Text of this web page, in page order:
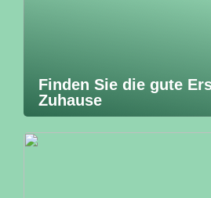
Finden Sie die gute
Zuhause